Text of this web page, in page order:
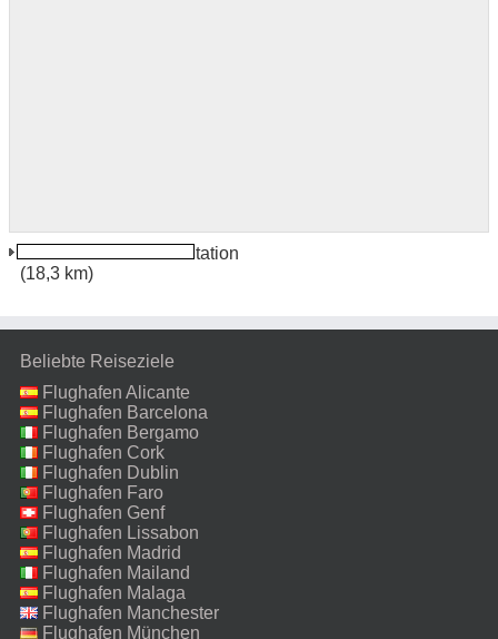
Xi'an North Bahnhof Station
(18,3 km)
Beliebte Reiseziele
Flughafen Alicante
Flughafen Barcelona
Flughafen Bergamo
Flughafen Cork
Flughafen Dublin
Flughafen Faro
Flughafen Genf
Flughafen Lissabon
Flughafen Madrid
Flughafen Mailand
Malpensa
Flughafen Malaga
Flughafen Manchester
Flughafen München